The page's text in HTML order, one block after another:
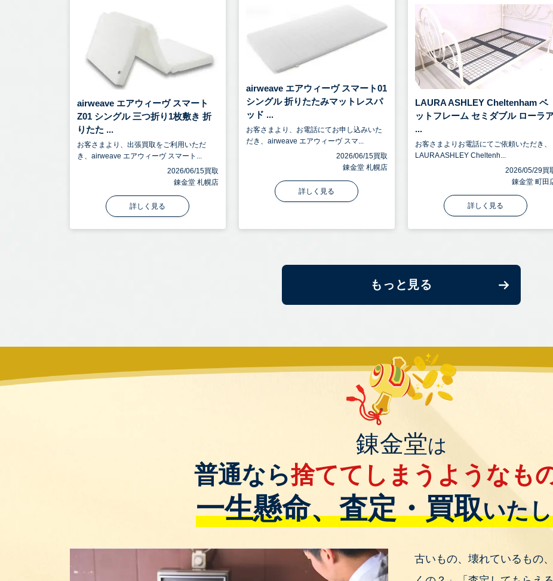
airweave エアウィーヴ スマート
Z01 シングル 三つ折り1枚敷き 折
りたた ...
お客さまより、出張買取をご利用いただ
き、airweave エアウィーヴ スマート...
2026/06/15買取
錬金堂 札幌店
詳しく見る
airweave エアウィーヴ スマート01
シングル 折りたたみマットレスパ
ッド ...
お客さまより、お電話にてお申し込みいた
だき、airweave エアウィーヴ スマ...
2026/06/15買取
錬金堂 札幌店
詳しく見る
LAURA ASHLEY Cheltenham ベ
ットフレーム セミダブル ローラ
...
お客さまよりお電話にてご依頼いただき、
LAURA ASHLEY Cheltenh...
2026/05/29買
錬金堂 町田
詳しく見る
もっと見る
錬金堂は
普通なら捨ててしまうようなも
一生懸命、査定・買取いた
古いもの、壊れているもの